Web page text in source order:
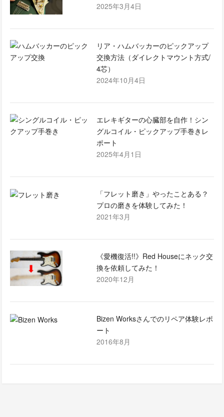
2025年3月4日
リア・ハムバッカーのピックアップ
交換方法（ダイレクトマウント方式/
4芯）
2024年10月4日
エレキギターの心臓部を自作！シン
グルコイル・ピックアップ手巻きレ
ポート
2025年4月1日
「フレット磨き」やったことある？
プロの磨きを体験してみた！
2021年3月
《愛機復活!!》Red Houseにネック交
換を依頼してみた！
2020年12月
Bizen Worksさんでのリペア体験レポ
ート
2016年8月